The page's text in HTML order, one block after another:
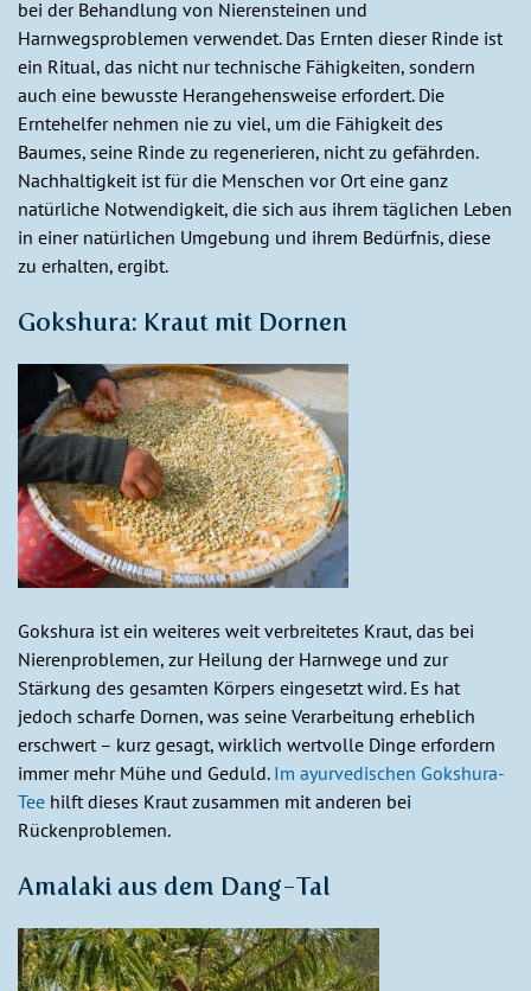
bei der Behandlung von Nierensteinen und
Harnwegsproblemen verwendet. Das Ernten dieser Rinde ist
ein Ritual, das nicht nur technische Fähigkeiten, sondern
auch eine bewusste Herangehensweise erfordert. Die
Erntehelfer nehmen nie zu viel, um die Fähigkeit des
Baumes, seine Rinde zu regenerieren, nicht zu gefährden.
Nachhaltigkeit ist für die Menschen vor Ort eine ganz
natürliche Notwendigkeit, die sich aus ihrem täglichen Leben
in einer natürlichen Umgebung und ihrem Bedürfnis, diese
zu erhalten, ergibt.
Gokshura: Kraut mit Dornen
Gokshura ist ein weiteres weit verbreitetes Kraut, das bei
Nierenproblemen, zur Heilung der Harnwege und zur
Stärkung des gesamten Körpers eingesetzt wird. Es hat
jedoch scharfe Dornen, was seine Verarbeitung erheblich
erschwert – kurz gesagt, wirklich wertvolle Dinge erfordern
immer mehr Mühe und Geduld. Im ayurvedischen Gokshura-
Tee hilft dieses Kraut zusammen mit anderen bei
Rückenproblemen.
Amalaki aus dem Dang-Tal